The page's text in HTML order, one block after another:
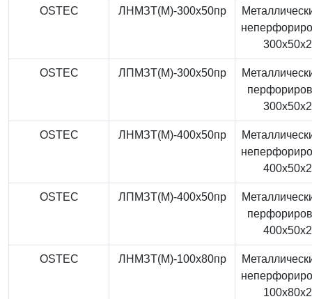
OSTEC ЛНМЗТ(М)-300x50пр
OSTEC ЛПМЗТ(М)-300x50пр
OSTEC ЛНМЗТ(М)-400x50пр
OSTEC ЛПМЗТ(М)-400x50пр
OSTEC ЛНМЗТ(М)-100x80пр